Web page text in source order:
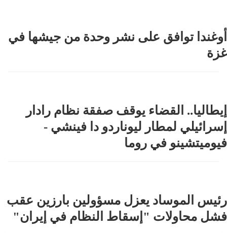
أوغندا توافق على نشر وحدة من جيشها في
غزة
إيطاليا.. القضاء يوقف صفقة نظام رادار
إسرائيلي لمطار ليوناردو دا فينشي -
فيوميتشينو في روما
رئيس الموساد يعزل مسؤولين بارزين عقب
فشل محاولات "إسقاط النظام في إيران"